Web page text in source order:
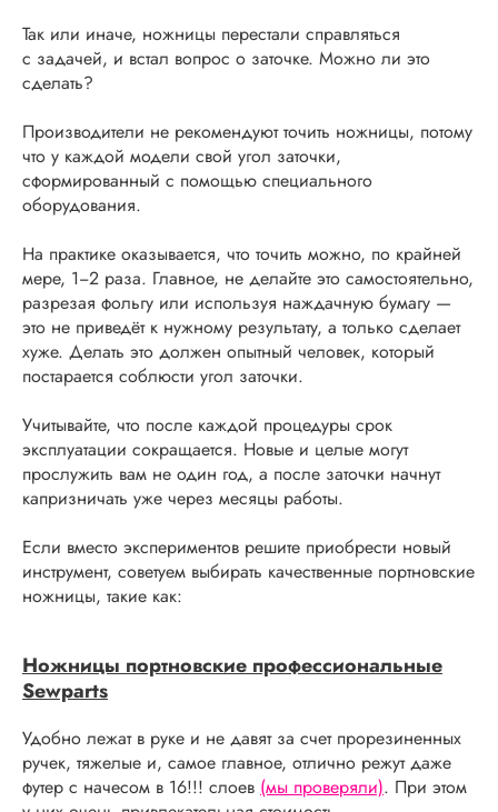
Так или иначе, ножницы перестали справляться
с задачей, и встал вопрос о заточке. Можно ли это
сделать?
Производители не рекомендуют точить ножницы, потому
что у каждой модели свой угол заточки,
сформированный с помощью специального
оборудования.
На практике оказывается, что точить можно, по крайней
мере, 1−2 раза. Главное, не делайте это самостоятельно,
разрезая фольгу или используя наждачную бумагу —
это не приведёт к нужному результату, а только сделает
хуже. Делать это должен опытный человек, который
постарается соблюсти угол заточки.
Учитывайте, что после каждой процедуры срок
эксплуатации сокращается. Новые и целые могут
прослужить вам не один год, а после заточки начнут
капризничать уже через месяцы работы.
Если вместо экспериментов решите приобрести новый
инструмент, советуем выбирать качественные портновские
ножницы, такие как:
Ножницы портновские профессиональные
Sewparts
Удобно лежат в руке и не давят за счет прорезиненных
ручек, тяжелые и, самое главное, отлично режут даже
футер с начесом в 16!!! слоев (мы проверяли). При этом